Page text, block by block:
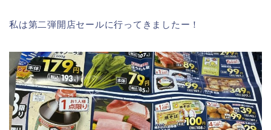
私は第二弾開店セールに行ってきましたー！